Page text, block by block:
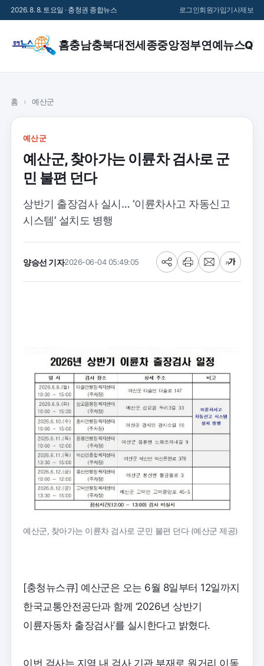
2026. 8. 8. 토요일 · 충청권 종합뉴스 로그인회원가입기사제보
홈충남충북대전세종중앙정부연예 뉴스
홈 › 예산군
예산군
예산군, 찾아가는 이륜차 검사로 군
민 불편 던다
상반기 출장검사 실시… ‘이륜차사고 자동신고
시스템’ 설치도 병행
양승선 기자2026-06-04 05:49:05
공
유
프
린
메
일
글
씨
예산군, 찾아가는 이륜차 검사로 군민 불편 던다 (예산군 제공)
[충청뉴스큐] 예산군은 오는 6월 8일부터 12일까지
한국교통안전공단과 함께 ‘2026년 상반기
이륜자동차 출장검사’를 실시한다고 밝혔다.
이번 검사는 지역 내 검사 기관 부재로 원거리 이동